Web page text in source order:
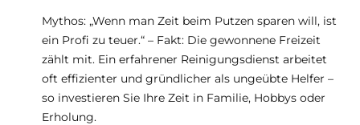
Mythos: „Wenn man Zeit beim Putzen sparen will, ist
ein Profi zu teuer.“ – Fakt: Die gewonnene Freizeit
zählt mit. Ein erfahrener Reinigungsdienst arbeitet
oft effizienter und gründlicher als ungeübte Helfer –
so investieren Sie Ihre Zeit in Familie, Hobbys oder
Erholung.